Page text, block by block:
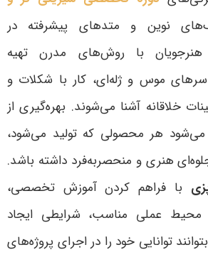
نوین و متدهای پیشرفته در
با روش‌های مدرن تهیه
موس و ژله‌ای، کار با شکلات و
خلاقانه آشنا می‌شوند. بهره‌گیری از
هر محصولی که تولید می‌شود،
هنری و منحصربه‌فرد داشته باشد.
با فراهم کردن آموزش تخصصی،
محیط عملی مناسب، شرایطی ایجاد
توانایی خود را در اجرای پروژه‌های